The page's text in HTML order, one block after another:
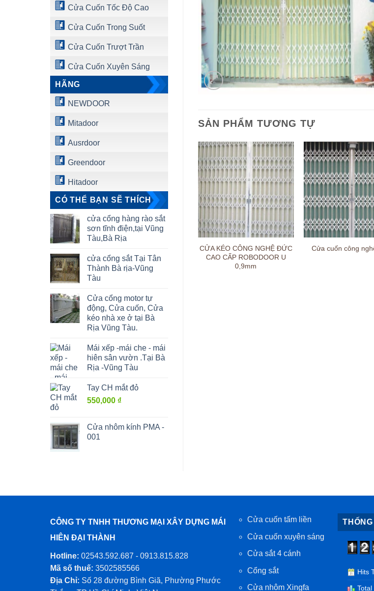
Cửa Cuốn Tốc Độ Cao
Cửa Cuốn Trong Suốt
Cửa Cuốn Trượt Trần
Cửa Cuốn Xuyên Sáng
HÃNG
NEWDOOR
Mitadoor
Ausrdoor
Greendoor
Hitadoor
CÓ THỂ BẠN SẼ THÍCH
cửa cổng hàng rào sắt
sơn tĩnh điện,tại Vũng
Tàu,Bà Rịa
cửa cổng sắt Tại Tân
Thành Bà rịa-Vũng
Tàu
Cửa cổng motor tự
động, Cửa cuốn, Cửa
kéo nhà xe ở tại Bà
Rịa Vũng Tàu.
Mái xếp -mái che - mái
hiên sân vườn .Tại Bà
Rịa -Vũng Tàu
Tay CH mắt đỏ
550,000 ₫
Cửa nhôm kính PMA -
001
SẢN PHẨM TƯƠNG TỰ
CỬA KÉO CÔNG NGHỆ ĐỨC
CAO CẤP ROBODOOR U
0,9mm
Cửa cuốn công
CÔNG TY TNHH THƯƠNG MẠI XÂY DỰNG MÁI
HIÊN ĐẠI THÀNH
Hotline: 02543.592.687 - 0913.815.828
Mã số thuế: 3502585566
Địa Chỉ: Số 28 đường Bình Giã, Phường Phước
Cửa cuốn tấm liền
Cửa cuốn xuyên sáng
Cửa sắt 4 cánh
Cổng sắt
Cửa nhôm Xingfa
Hits